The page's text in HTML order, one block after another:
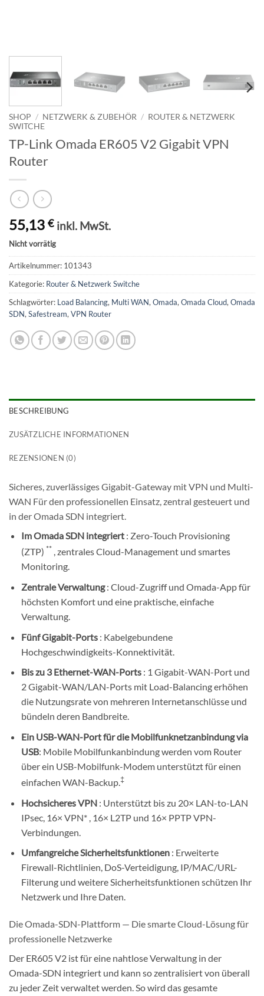
SHOP / NETZWERK & ZUBEHÖR / ROUTER & NETZWERK
SWITCHE
TP-Link Omada ER605 V2 Gigabit VPN
Router
55,13 € inkl. MwSt.
Nicht vorrätig
Artikelnummer: 101343
Kategorie: Router & Netzwerk Switche
Schlagwörter: Load Balancing, Multi WAN, Omada, Omada Cloud, Omada
SDN, Safestream, VPN Router
BESCHREIBUNG
ZUSÄTZLICHE INFORMATIONEN
REZENSIONEN (0)
Sicheres, zuverlässiges Gigabit-Gateway mit VPN und Multi-
WAN Für den professionellen Einsatz, zentral gesteuert und
in der Omada SDN integriert.
Im Omada SDN integriert: Zero-Touch Provisioning
(ZTP) ** , zentrales Cloud-Management und smartes
Monitoring.
Zentrale Verwaltung: Cloud-Zugriff und Omada-App für
höchsten Komfort und eine praktische, einfache
Verwaltung.
Fünf Gigabit-Ports: Kabelgebundene
Hochgeschwindigkeits-Konnektivität.
Bis zu 3 Ethernet-WAN-Ports: 1 Gigabit-WAN-Port und
2 Gigabit-WAN/LAN-Ports mit Load-Balancing erhöhen
die Nutzungsrate von mehreren Internetanschlüsse und
bündeln deren Bandbreite.
Ein USB-WAN-Port für die Mobilfunknetzanbindung via
USB: Mobile Mobilfunkanbindung werden vom Router
über ein USB-Mobilfunk-Modem unterstützt für einen
einfachen WAN-Backup.‡
Hochsicheres VPN: Unterstützt bis zu 20× LAN-to-LAN
IPsec, 16× VPN* , 16× L2TP und 16× PPTP VPN-
Verbindungen.
Umfangreiche Sicherheitsfunktionen: Erweiterte
Firewall-Richtlinien, DoS-Verteidigung, IP/MAC/URL-
Filterung und weitere Sicherheitsfunktionen schützen Ihr
Netzwerk und Ihre Daten.
Die Omada-SDN-Plattform — Die smarte Cloud-Lösung für
professionelle Netzwerke
Der ER605 V2 ist für eine nahtlose Verwaltung in der
Omada-SDN integriert und kann so zentralisiert von überall
zu jeder Zeit verwaltet werden. So wird das gesamte